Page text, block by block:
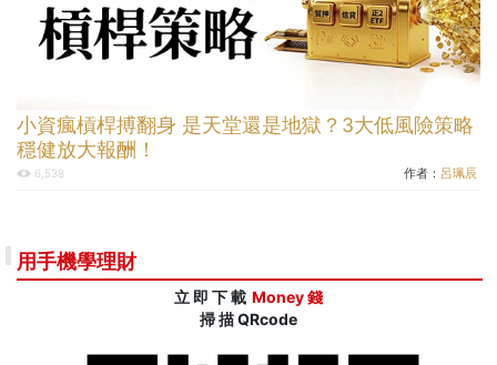
小資瘋槓桿搏翻身 是天堂還是地獄？3大低風險策略
穩健放大報酬！
6,538 作者： 呂珮辰
用手機學理財
立 即 下 載 Money 錢
掃 描 QRcode